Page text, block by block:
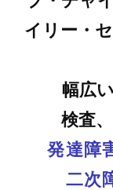
イリー・
幅広
検査
発達障
二次